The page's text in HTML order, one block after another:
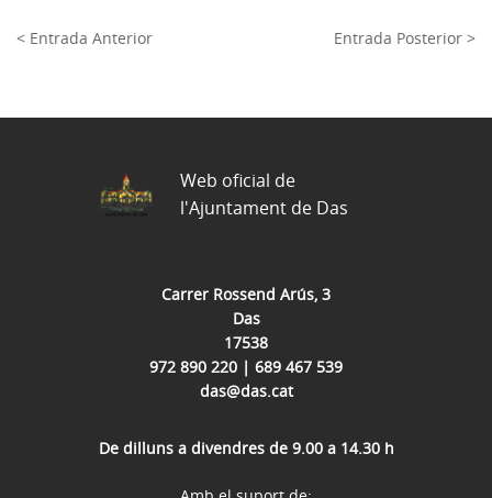
< Entrada Anterior Entrada Posterior >
Carrer Rossend Arús, 3
Das
17538
972 890 220 | 689 467 539
das@das.cat
De dilluns a divendres de 9.00 a 14.30 h
Web oficial de
l'Ajuntament de Das